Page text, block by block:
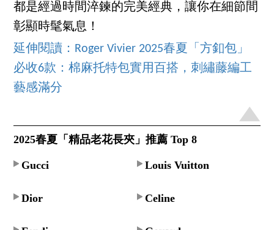
都是經過時間淬鍊的完美經典，讓你在細節間
彰顯時髦氣息！
延伸閱讀：Roger Vivier 2025春夏「方釦包」
必收6款：棉麻托特包實用百搭，刺繡藤編工
藝感滿分
2025春夏「精品老花長夾」推薦 Top 8
Gucci Louis Vuitton
Dior Celine